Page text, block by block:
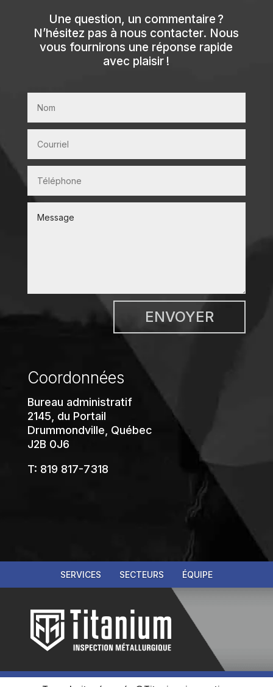
Une question, un commentaire ?
N’hésitez pas à nous contacter. Nous
vous fournirons une réponse rapide
avec plaisir !
ENVOYER
Coordonnées
Bureau administratif
2145, du Portail
Drummondville, Québec
J2B 0J6
T: 819 817-7318
SERVICES SECTEURS ÉQUIPE